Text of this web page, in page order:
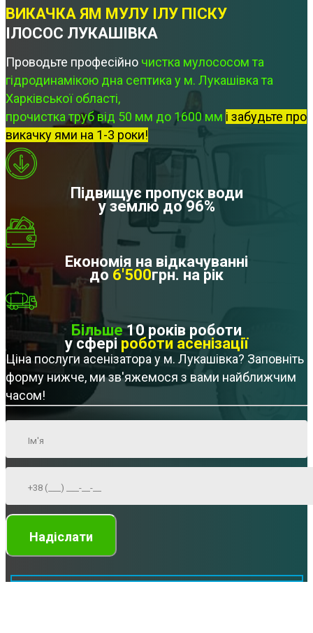
ВИКАЧКА ЯМ МУЛУ ІЛУ ПІСКУ
ІЛОСОС ЛУКАШІВКА
Проводьте професійно чистка мулососом та
гідродинамікою дна септика у м. Лукашівка та
Харківської області,
прочистка труб від 50 мм до 1600 мм і забудьте про
викачку ями на 1-3 роки!
Підвищує пропуск води
у землю до 96%
Економія на відкачуванні
до 6'500грн. на рік
Більше10 років роботи
у сфері роботи асенізації
Ціна послуги асенізатора у м. Лукашівка? Заповніть
форму нижче, ми зв'яжемося з вами найближчим
часом!